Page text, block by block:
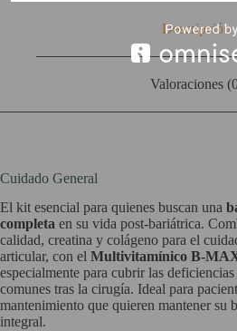
Descripción
Valoraciones
Cuidado General
El kit esencial para quienes buscan una
completa en su vida post-bariátrica.
calidad, creatina y colágeno para el
articular, con el Multivitamínico B-
especialmente para cubrir las
comunes tras la cirugía. Ideal para
mantenimiento que quieren mantener su
integral.